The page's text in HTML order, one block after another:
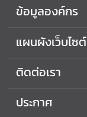
ง
ส
ม
คุ
ธ
ข้อมูลองค์กร
แผนผังเว็บไซต์
ติดต่อเรา
ประกาศ